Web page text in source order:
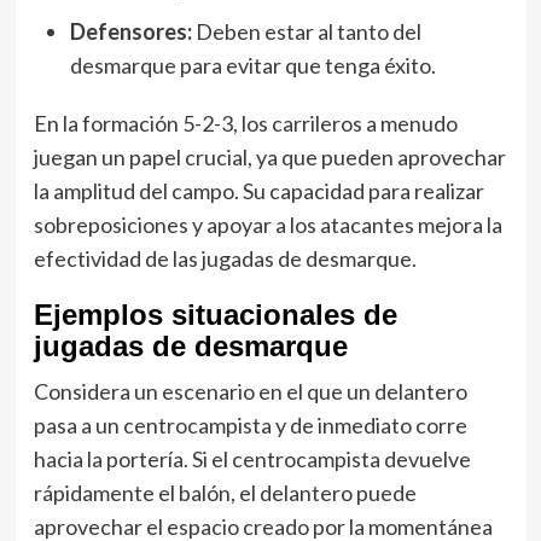
Defensores:Deben estar al tanto del
desmarque para evitar que tenga éxito.
En la formación 5-2-3, los carrileros a menudo
juegan un papel crucial, ya que pueden aprovechar
la amplitud del campo. Su capacidad para realizar
sobreposiciones y apoyar a los atacantes mejora la
efectividad de las jugadas de desmarque.
Ejemplos situacionales de
jugadas de desmarque
Considera un escenario en el que un delantero
pasa a un centrocampista y de inmediato corre
hacia la portería. Si el centrocampista devuelve
rápidamente el balón, el delantero puede
aprovechar el espacio creado por la momentánea